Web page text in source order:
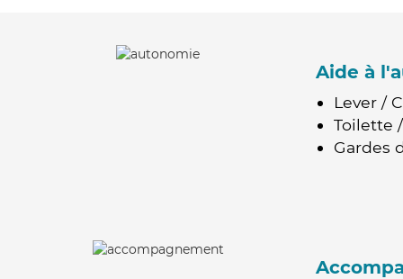
Aide à
Lever /
Toilette
Gardes